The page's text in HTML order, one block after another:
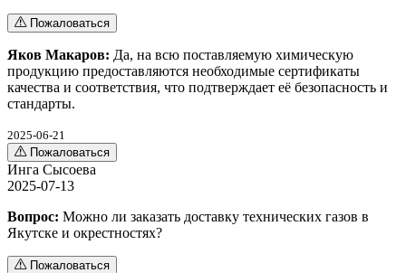
Пожаловаться
Яков Макаров: Да, на всю поставляемую химическую
продукцию предоставляются необходимые сертификаты
качества и соответствия, что подтверждает её безопасность и
стандарты.
2025-06-21
Пожаловаться
Инга Сысоева
2025-07-13
Вопрос: Можно ли заказать доставку технических газов в
Якутске и окрестностях?
Пожаловаться